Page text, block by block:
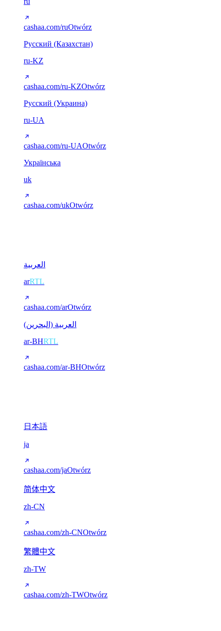
cashaa.com/ruOtwórz
Русский (Казахстан)
ru-KZ
cashaa.com/ru-KZOtwórz
Русский (Украина)
ru-UA
cashaa.com/ru-UAOtwórz
Українська
uk
cashaa.com/ukOtwórz
العربية
arRTL
cashaa.com/arOtwórz
العربية (البحرين)
ar-BHRTL
cashaa.com/ar-BHOtwórz
日本語
ja
cashaa.com/jaOtwórz
简体中文
zh-CN
cashaa.com/zh-CNOtwórz
繁體中文
zh-TW
cashaa.com/zh-TWOtwórz